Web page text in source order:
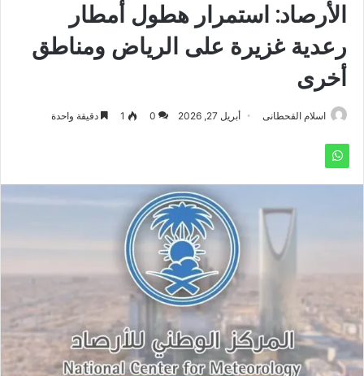
الأرصاد: استمرار هطول أمطار
رعدية غزيرة على الرياض ومناطق
أخرى
اسلام القحطانى أبريل 27, 2026 0
1 دقيقة واحدة